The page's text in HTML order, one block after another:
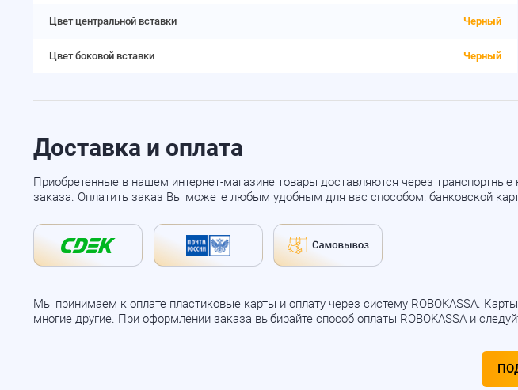
Цвет центральной вставки Черный
Цвет боковой вставки Черный
Доставка и оплата
Приобретенные в нашем интернет-магазине товары доставляются через
заказа. Оплатить заказ Вы можете любым удобным для вас способом: банковской
Мы принимаем к оплате пластиковые карты и оплату через систему ROBOKASSA.
многие другие. При оформлении заказа выбирайте способ оплаты ROBOKASSA и